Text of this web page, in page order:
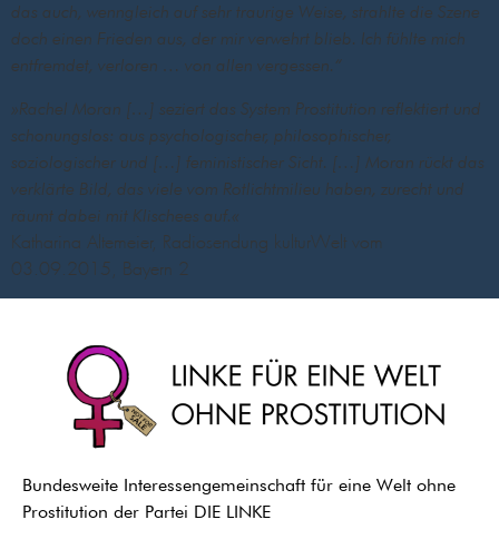
das auch, wenngleich auf sehr traurige Weise, strahlte die Szene
doch einen Frieden aus, der mir verwehrt blieb. Ich fühlte mich
entfremdet, verloren … von allen vergessen.“
»Rachel Moran […] seziert das System Prostitution reflektiert und
schonungslos: aus psychologischer, philosophischer,
soziologischer und […] feministischer Sicht. […] Moran rückt das
verklärte Bild, das viele vom Rotlichtmilieu haben, zurecht und
räumt dabei mit Klischees auf.«
Katharina Altemeier, Radiosendung kulturWelt vom
03.09.2015, Bayern 2
Bundesweite Interessengemeinschaft für eine Welt ohne
Prostitution der Partei DIE LINKE